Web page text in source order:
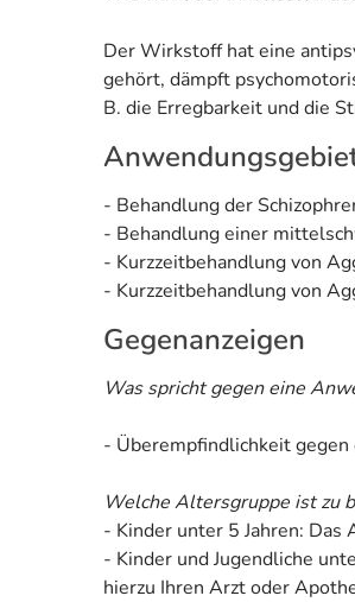
Der Wirkstoff hat eine
gehört, dämpft
B. die Erregbarkeit und die
- Behandlung der
- Behandlung einer
- Kurzzeitbehandlung von
- Kurzzeitbehandlung von
Gegenanzeigen
Was spricht gegen eine
- Überempfindlichkeit
Welche Altersgruppe ist zu
- Kinder unter 5 Jahren:
- Kinder und Jugendliche
hierzu Ihren Arzt oder